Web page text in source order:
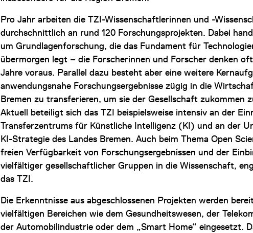
Pro Jahr arbeiten die TZI-Wissenschaftlerinnen und -
durchschnittlich an rund 120 Forschungsprojekten. Dabei
um Grundlagenforschung, die das Fundament für
übermorgen legt – die Forscherinnen und Forscher denken
Jahre voraus. Parallel dazu besteht aber eine weitere
anwendungsnahe Forschungsergebnisse zügig in die
Bremen zu transferieren, um sie der Gesellschaft zukommen
Aktuell beteiligt sich das TZI beispielsweise intensiv an der
Transferzentrums für Künstliche Intelligenz (KI) und an der
KI-Strategie des Landes Bremen. Auch beim Thema Open
freien Verfügbarkeit von Forschungsergebnissen und der
vielfältiger gesellschaftlicher Gruppen in die Wissenschaft,
das TZI.
Die Erkenntnisse aus abgeschlossenen Projekten werden
vielfältigen Bereichen wie dem Gesundheitswesen, der
der Automobilindustrie oder dem „Smart Home“ eingesetzt.